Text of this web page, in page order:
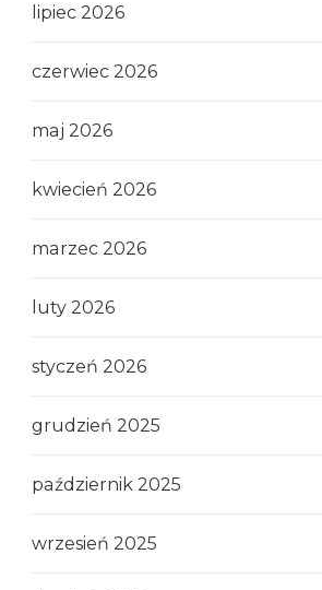
lipiec 2026
czerwiec 2026
maj 2026
kwiecień 2026
marzec 2026
luty 2026
styczeń 2026
grudzień 2025
październik 2025
wrzesień 2025